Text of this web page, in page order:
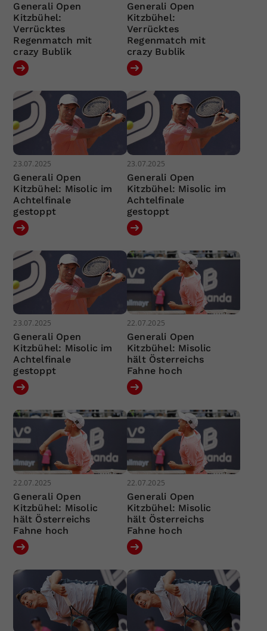
Generali Open
Kitzbühel:
Verrücktes
Regenmatch mit
crazy Bublik
Generali Open
Kitzbühel:
Verrücktes
Regenmatch mit
crazy Bublik
23.07.2025
Generali Open
Kitzbühel: Misolic im
Achtelfinale
gestoppt
23.07.2025
Generali Open
Kitzbühel: Misolic im
Achtelfinale
gestoppt
23.07.2025
Generali Open
Kitzbühel: Misolic im
Achtelfinale
gestoppt
22.07.2025
Generali Open
Kitzbühel: Misolic
hält Österreichs
Fahne hoch
22.07.2025
Generali Open
Kitzbühel: Misolic
hält Österreichs
Fahne hoch
22.07.2025
Generali Open
Kitzbühel: Misolic
hält Österreichs
Fahne hoch